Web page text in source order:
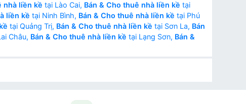
nhà liền kề tại Lào Cai, Bán & Cho thuê nhà liền kề tại
liền kề tại Ninh Bình, Bán & Cho thuê nhà liền kề tại Phú
tại Quảng Trị, Bán & Cho thuê nhà liền kề tại Sơn La, Bán
Châu, Bán & Cho thuê nhà liền kề tại Lạng Sơn, Bán &